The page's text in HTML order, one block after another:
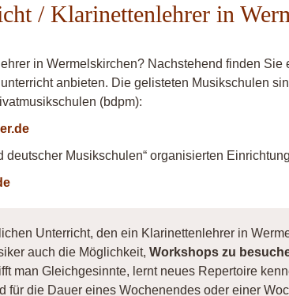
/ Klarinettenlehrer in
in Wermelskirchen? Nachstehend finden Sie
anbieten. Die gelisteten Musikschulen
(bdpm):
deutscher Musikschulen“ organisierten
Unterricht, den ein Klarinettenlehrer in
auch die Möglichkeit, Workshops zu
man Gleichgesinnte, lernt neues Repertoire
für die Dauer eines Wochenendes oder einer